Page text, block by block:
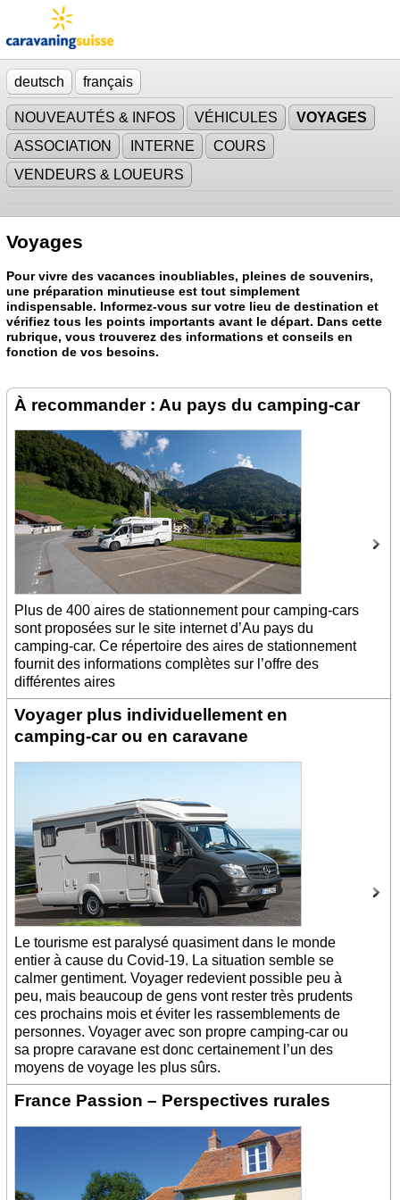
deutsch français
NOUVEAUTÉS & INFOS VÉHICULES
VOYAGES
ASSOCIATION
INTERNE
COURS
VENDEURS & LOUEURS
Voyages
Pour vivre des vacances inoubliables, pleines de souvenirs,
une préparation minutieuse est tout simplement
indispensable. Informez-vous sur votre lieu de destination et
vérifiez tous les points importants avant le départ. Dans cette
rubrique, vous trouverez des informations et conseils en
fonction de vos besoins.
À recommander : Au pays du camping-car
Plus de 400 aires de stationnement pour camping-cars
sont proposées sur le site internet d’Au pays du
camping-car. Ce répertoire des aires de stationnement
fournit des informations complètes sur l’offre des
différentes aires
Voyager plus individuellement en
camping-car ou en caravane
Le tourisme est paralysé quasiment dans le monde
entier à cause du Covid-19. La situation semble se
calmer gentiment. Voyager redevient possible peu à
peu, mais beaucoup de gens vont rester très prudents
ces prochains mois et éviter les rassemblements de
personnes. Voyager avec son propre camping-car ou
sa propre caravane est donc certainement l’un des
moyens de voyage les plus sûrs.
France Passion – Perspectives rurales